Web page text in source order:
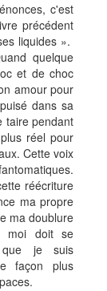
c'est
précédent
liquides ».
quelque
et de choc
amour pour
dans sa
taire pendant
réel pour
Cette voix
réécriture
ma propre
ma doublure
moi doit se
je suis
façon plus